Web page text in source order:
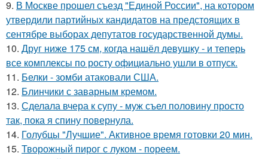
9. В Москве прошел съезд "Единой России", на котором
утвердили партийных кандидатов на предстоящих в
сентябре выборах депутатов государственной думы.
10. Друг ниже 175 см, когда нашёл девушку - и теперь
все комплексы по росту официально ушли в отпуск.
11. Белки - зомби атаковали США.
12. Блинчики с заварным кремом.
13. Сделала вчера к супу - муж съел половину просто
так, пока я спину повернула.
14. Голубцы "Лучшие". Активное время готовки 20 мин.
15. Творожный пирог с луком - пореем.